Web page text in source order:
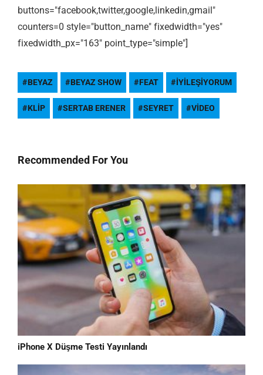
buttons="facebook,twitter,google,linkedin,gmail"
counters=0 style="button_name" fixedwidth="yes"
fixedwidth_px="163" point_type="simple"]
BEYAZ BEYAZ SHOW FEAT İYILEŞIYORUM
KLIP SERTAB ERENER SEYRET VIDEO
Recommended For You
iPhone X Düşme Testi Yayınlandı